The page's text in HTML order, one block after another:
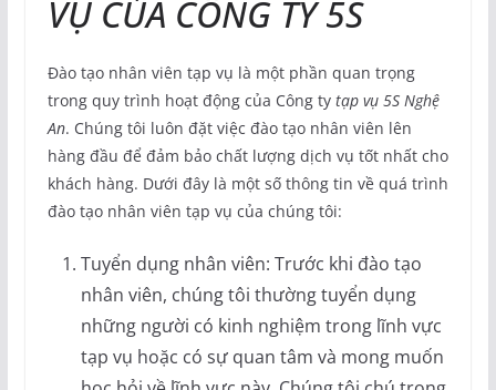
VỤ CỦA CÔNG TY 5S
Đào tạo nhân viên tạp vụ là một phần quan trọng
trong quy trình hoạt động của Công tytạp vụ 5S Nghệ
An. Chúng tôi luôn đặt việc đào tạo nhân viên lên
hàng đầu để đảm bảo chất lượng dịch vụ tốt nhất cho
khách hàng. Dưới đây là một số thông tin về quá trình
đào tạo nhân viên tạp vụ của chúng tôi:
Tuyển dụng nhân viên: Trước khi đào tạo
nhân viên, chúng tôi thường tuyển dụng
những người có kinh nghiệm trong lĩnh vực
tạp vụ hoặc có sự quan tâm và mong muốn